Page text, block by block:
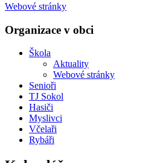
Webové stránky
Organizace v obci
Škola
Aktuality
Webové stránky
Senioři
TJ Sokol
Hasiči
Myslivci
Včelaři
Rybáři